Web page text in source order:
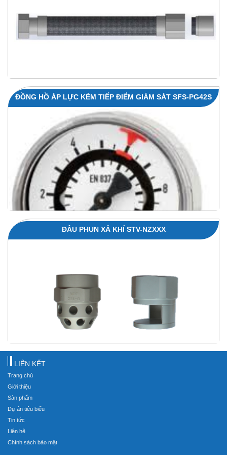
ĐỒNG HỒ ÁP LỰC KÈM TIẾP ĐIỂM GIÁM SÁT SFS-PG42S
ĐẦU PHUN XẢ KHÍ STV-NZXXX
LIÊN KẾT
Trang chủ
Giới thiệu
Sản phẩm
Dự án tiêu biểu
Tin tức
Liên hệ
Chính sách bảo mật